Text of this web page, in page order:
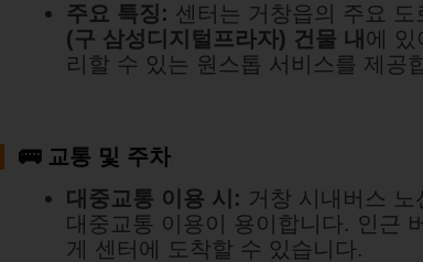
주요 특징: 센터는 거창읍의 주요
(구 삼성디지털프라자) 건물 내 에 있
리할 수 있는 원스톱 서비스를 제공
🚌 교통 및 주차
대중교통 이용 시: 거창 시내버스
대중교통 이용이 용이합니다. 인근
게 센터에 도착할 수 있습니다.